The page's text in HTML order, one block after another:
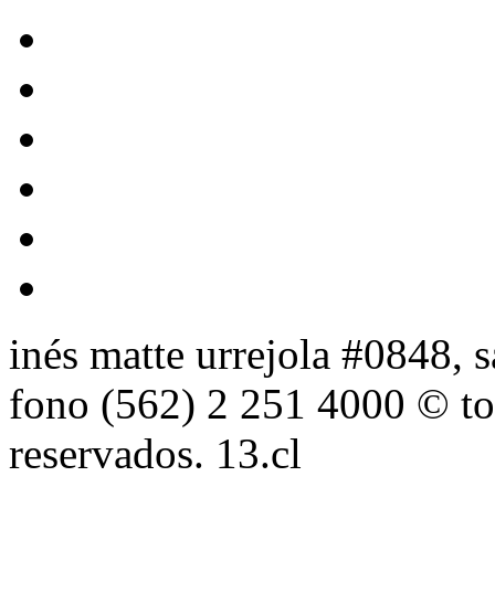
inés matte urrejola #0848,
fono (562) 2 251 4000 ©
reservados. 13.cl